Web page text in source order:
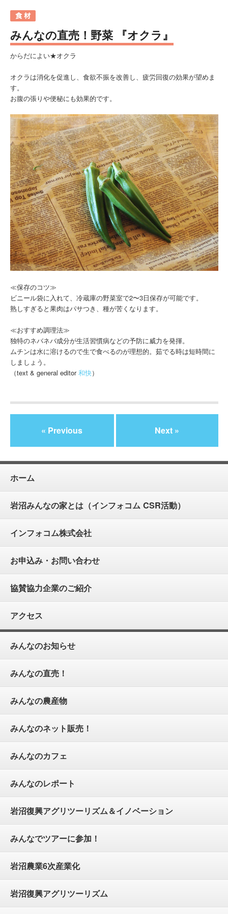
みんなの直売！野菜 『オクラ』
からだによい★オクラ
オクラは消化を促進し、食欲不振を改善し、疲労回復の効果が望めま
す。
お腹の張りや便秘にも効果的です。
≪保存のコツ≫
ビニール袋に入れて、冷蔵庫の野菜室で2〜3日保存が可能です。
熟しすぎると果肉はパサつき、種が苦くなります。
≪おすすめ調理法≫
独特のネバネバ成分が生活習慣病などの予防に威力を発揮。
ムチンは水に溶けるので生で食べるのが理想的。茹でる時は短時間に
しましょう。
（text & general editor和快）
« Previous Next »
ホーム
岩沼みんなの家とは（インフォコム CSR活動）
インフォコム株式会社
お申込み・お問い合わせ
協賛協力企業のご紹介
アクセス
みんなのお知らせ
みんなの直売！
みんなの農産物
みんなのネット販売！
みんなのカフェ
みんなのレポート
岩沼復興アグリツーリズム＆イノベーション
みんなでツアーに参加！
岩沼農業6次産業化
岩沼復興アグリツーリズム